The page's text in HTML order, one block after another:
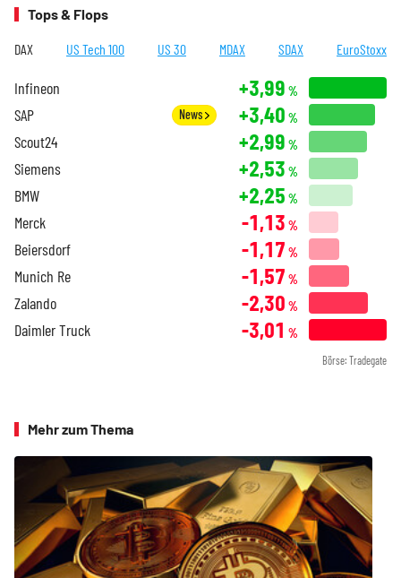
Tops & Flops
DAX US Tech 100 US 30 MDAX SDAX EuroStoxx
Infineon +3,99 %
SAP News +3,40 %
Scout24 +2,99 %
Siemens +2,53 %
BMW +2,25 %
Merck -1,13 %
Beiersdorf -1,17 %
Munich Re -1,57 %
Zalando -2,30 %
Daimler Truck -3,01 %
Börse: Tradegate
Mehr zum Thema